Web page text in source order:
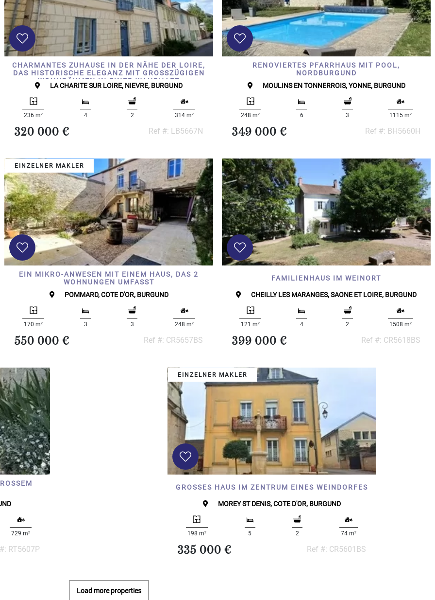
CHARMANTES ZUHAUSE IN DER NÄHE DER LOIRE,
DAS HISTORISCHE ELEGANZ MIT GROSSZÜGIGEN W
OHNRÄUMEN IN EINER WAHRHAFT E
INZIGARTIGEN UMGEBUNG VERBINDET
LA CHARITE SUR LOIRE, NIEVRE, BURGUND
236 m2 4 2 314 m2
320 000 € Ref #: LB5667N
RENOVIERTES PFARRHAUS MIT POOL,
NORDBURGUND
MOULINS EN TONNERROIS, YONNE, BURGUND
248 m2 6 3 1115 m2
349 000 € Ref #: BH5660H
EINZELNER MAKLER
EIN MIKRO-ANWESEN MIT EINEM HAUS, DAS 2
WOHNUNGEN UMFASST
POMMARD, COTE D'OR, BURGUND
170 m2 3 3 248 m2
550 000 € Ref #: CR5657BS
FAMILIENHAUS IM WEINORT
CHEILLY LES MARANGES, SAONE ET LOIRE, BURGUND
121 m2 4 2 1508 m2
399 000 € Ref #: CR5618BS
S
729 m2
RT5607P
EINZELNER MAKLER
GROSSES HAUS IM ZENTRUM EINES WEINDORFES
MOREY ST DENIS, COTE D'OR, BURGUND
198 m2 5 2 74 m2
335 000 € Ref #: CR5601BS
Load more properties